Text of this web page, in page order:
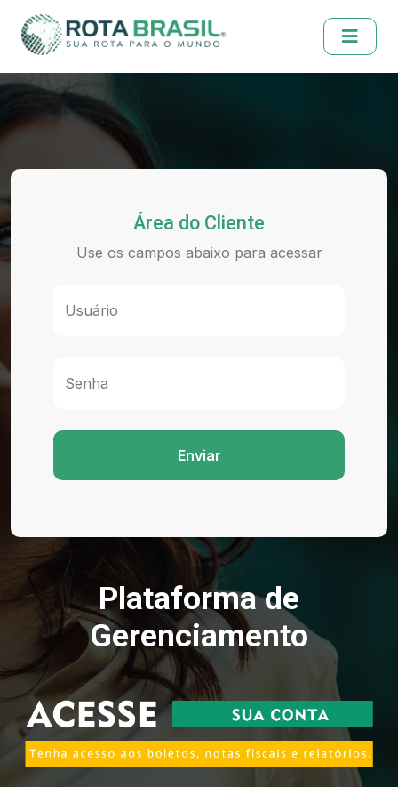
Área do Cliente
Use os campos abaixo para acessar
Usuário
Senha
Enviar
Plataforma de
Gerenciamento